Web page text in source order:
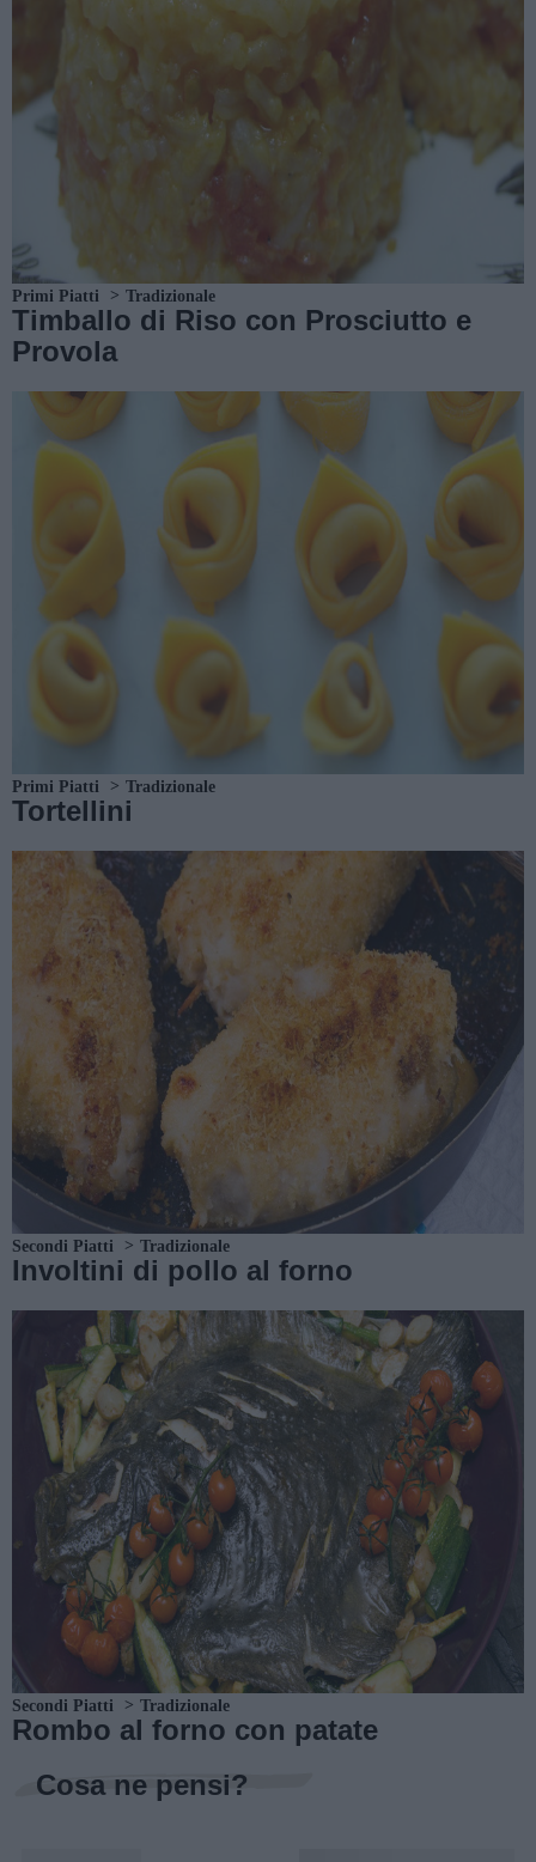
Primi Piatti Tradizionale
Timballo di Riso con Prosciutto e
Provola
Primi Piatti Tradizionale
Tortellini
Secondi Piatti Tradizionale
Involtini di pollo al forno
Secondi Piatti Tradizionale
Rombo al forno con patate
Cosa ne pensi?